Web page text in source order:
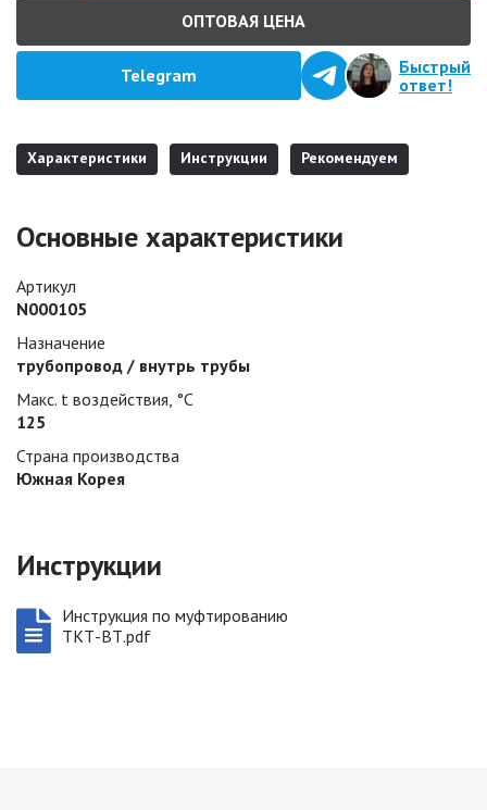
ОПТОВАЯ ЦЕНА
Telegram
Быстрый
ответ!
Характеристики Инструкции Рекомендуем
Основные характеристики
Артикул
N000105
Назначение
трубопровод / внутрь трубы
Макс. t воздействия, °С
125
Страна производства
Южная Корея
Инструкции
Инструкция по муфтированию
ТКТ-ВТ.pdf